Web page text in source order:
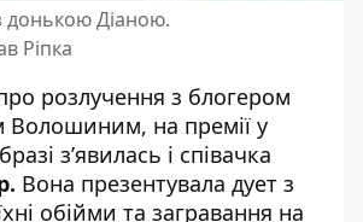
донькою Діаною.
Ріпка
розлучення з блогером
Волошиним, на премії у
з’явилась і співачка
Вона презентувала дует з
обійми та загравання на